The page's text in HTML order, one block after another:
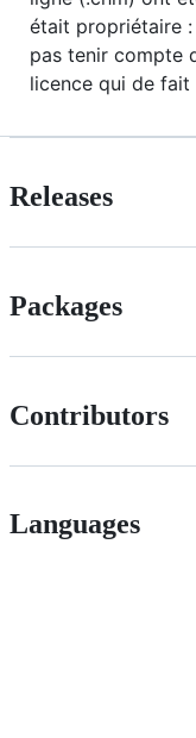
était propriétaire
pas tenir compte
licence qui de
Releases
Packages
Contributors
Languages